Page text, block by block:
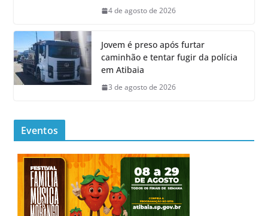
4 de agosto de 2026
Jovem é preso após furtar
caminhão e tentar fugir da polícia
em Atibaia
3 de agosto de 2026
Eventos